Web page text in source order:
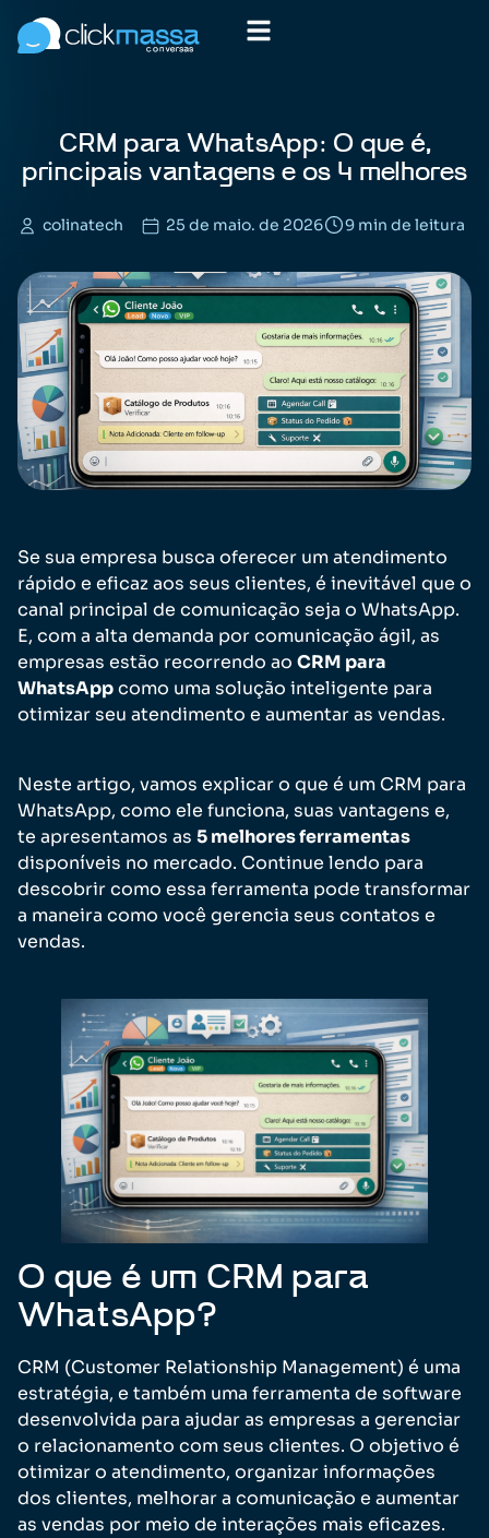
CRM para WhatsApp: O que é,
principais vantagens e os 4 melhores
colinatech 25 de maio. de 2026 9 min de leitura
Se sua empresa busca oferecer um atendimento
rápido e eficaz aos seus clientes, é inevitável que o
canal principal de comunicação seja o WhatsApp.
E, com a alta demanda por comunicação ágil, as
empresas estão recorrendo ao CRM para
WhatsAppcomo uma solução inteligente para
otimizar seu atendimento e aumentar as vendas.
Neste artigo, vamos explicar o que é um CRM para
WhatsApp, como ele funciona, suas vantagens e,
te apresentamos as 5 melhores ferramentas
disponíveis no mercado. Continue lendo para
descobrir como essa ferramenta pode transformar
a maneira como você gerencia seus contatos e
vendas.
O que é um CRM para
WhatsApp?
CRM (Customer Relationship Management) é uma
estratégia, e também uma ferramenta de software
desenvolvida para ajudar as empresas a gerenciar
o relacionamento com seus clientes. O objetivo é
otimizar o atendimento, organizar informações
dos clientes, melhorar a comunicação e aumentar
as vendas por meio de interações mais eficazes.